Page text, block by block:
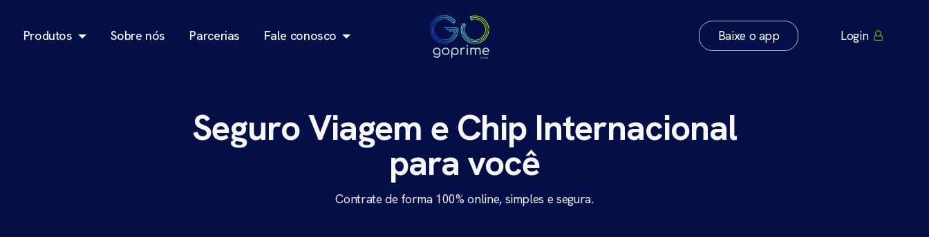
Produtos Sobre nós Parcerias Fale conosco Baixe o app Login
Seguro Viagem e Chip Internacional
para você
Contrate de forma 100% online, simples e segura.